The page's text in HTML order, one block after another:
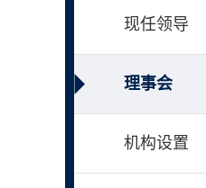
现任领导
理事会
机构设置